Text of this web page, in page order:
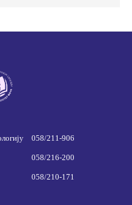
058/211-906
058/216-200
058/210-171